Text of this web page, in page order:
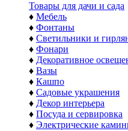
Товары для дачи и сада
♦ Мебель
♦ Фонтаны
♦ Светильники и
♦ Фонари
♦ Декоративное
♦ Вазы
♦ Кашпо
♦ Садовые украшения
♦ Декор интерьера
♦ Посуда и сервировка
♦ Электрические